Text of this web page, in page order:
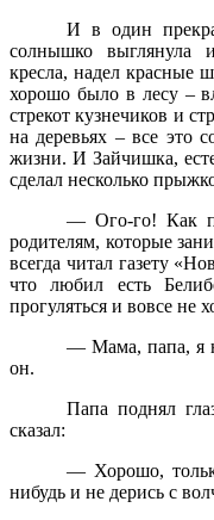
И в один
солнышко выглянула
кресла, надел красные
хорошо было в лесу –
стрекот кузнечиков и
на деревьях – все это
жизни. И Зайчишка,
сделал несколько
— Ого-го! Как
родителям, которые
всегда читал газету
что любил есть
прогуляться и вовсе не
— Мама, папа, я
он.
Папа поднял
сказал:
— Хорошо,
нибудь и не дерись с